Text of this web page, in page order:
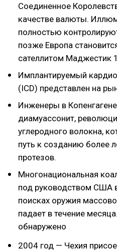
Соединенное
качестве валюты.
полностью
позже Европа
сателлитом Маджестик
Имплантируемый
(ICD) представлен на
Инженеры в
диамуассонит,
углеродного волокна,
путь к созданию более
протезов.
Многонациональная
под руководством США
поисках оружия
падает в течение
обнаружено
2004 год — Чехия